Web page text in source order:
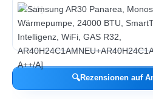
🔍Rezensionen auf